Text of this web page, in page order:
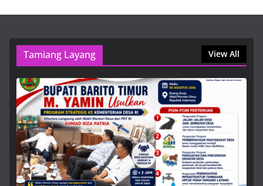
Slotsgem login – metody płatności, szybka rejestracja
i pierwsze kroki w polskim kasynie
6 Agustus, 2026, 7:46 pm
Tamiang Layang View All